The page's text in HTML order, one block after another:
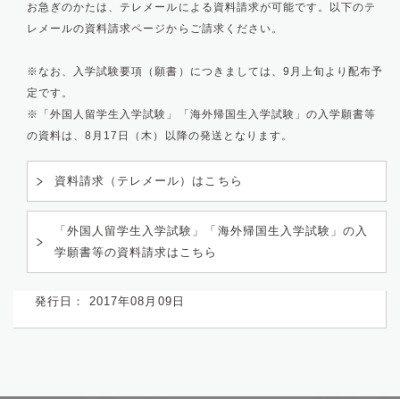
お急ぎのかたは、テレメールによる資料請求が可能です。以下のテ
レメールの資料請求ページからご請求ください。
※なお、入学試験要項（願書）につきましては、9月上旬より配布予
定です。
※「外国人留学生入学試験」「海外帰国生入学試験」の入学願書等
の資料は、8月17日（木）以降の発送となります。
資料請求（テレメール）はこちら
「外国人留学生入学試験」「海外帰国生入学試験」の入
学願書等の資料請求はこちら
発行日： 2017年08月09日